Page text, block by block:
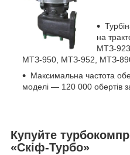
на
МТЗ-
МТЗ-950, МТЗ-952, МТЗ-
Максимальна частота
моделі — 120 000 обертів
Купуйте
«Скіф-Турбо»